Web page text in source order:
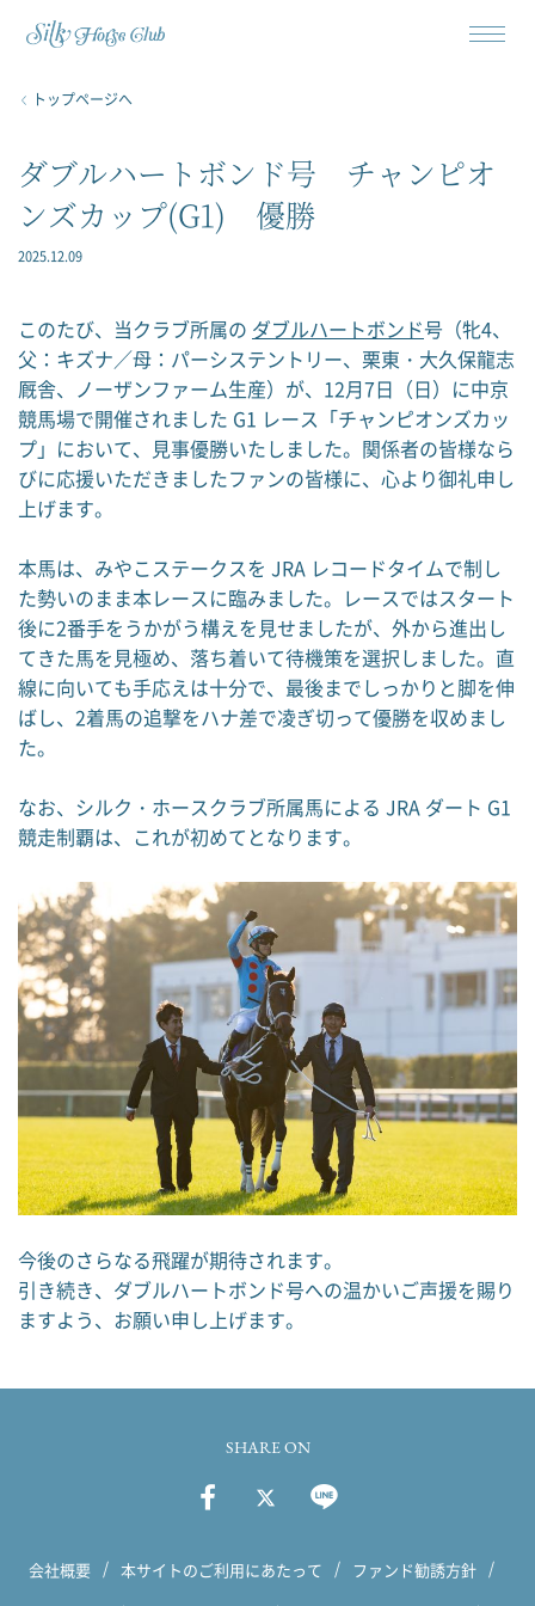
トップページへ
ダブルハートボンド号 チャンピオ
ンズカップ(G1) 優勝
2025.12.09
このたび、当クラブ所属の ダブルハートボンド号（牝4、
父：キズナ／母：パーシステントリー、栗東・大久保龍志
厩舎、ノーザンファーム生産）が、12月7日（日）に中京
競馬場で開催されました G1 レース「チャンピオンズカッ
プ」において、見事優勝いたしました。関係者の皆様なら
びに応援いただきましたファンの皆様に、心より御礼申し
上げます。
本馬は、みやこステークスを JRA レコードタイムで制し
た勢いのまま本レースに臨みました。レースではスタート
後に2番手をうかがう構えを見せましたが、外から進出し
てきた馬を見極め、落ち着いて待機策を選択しました。直
線に向いても手応えは十分で、最後までしっかりと脚を伸
ばし、2着馬の追撃をハナ差で凌ぎ切って優勝を収めまし
た。
なお、シルク・ホースクラブ所属馬による JRA ダート G1
競走制覇は、これが初めてとなります。
今後のさらなる飛躍が期待されます。
引き続き、ダブルハートボンド号への温かいご声援を賜り
ますよう、お願い申し上げます。
SHARE ON
会社概要 本サイトのご利用にあたって
ファンド勧誘方針